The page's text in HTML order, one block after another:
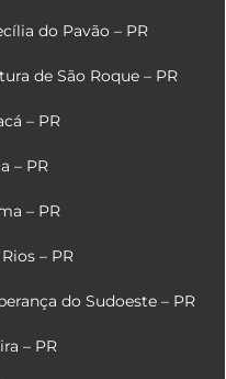
do Pavão – PR
de São Roque – PR
– PR
– PR
– PR
– PR
do Sudoeste – PR
– PR